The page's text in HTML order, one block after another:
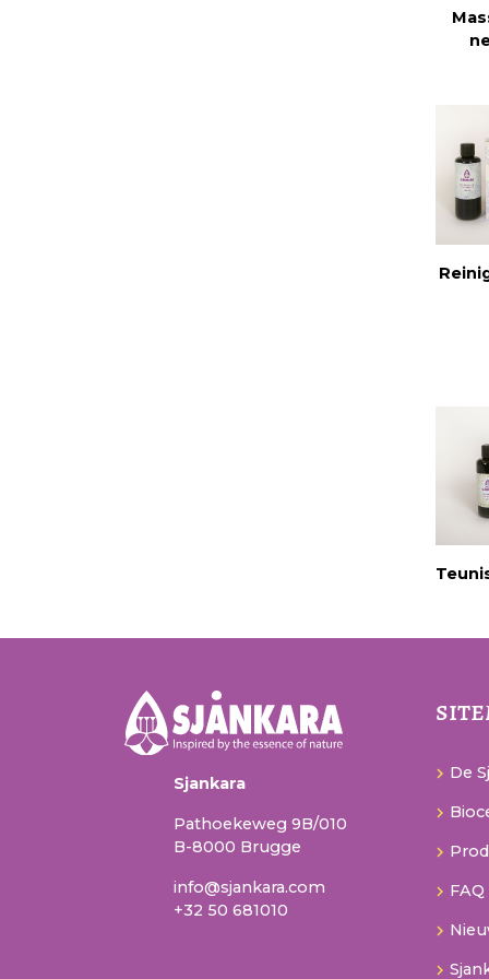
Sjankara
Pathoekeweg 9B/010
B-8000 Brugge
info@sjankara.com
+32 50 681010
De
FAQ